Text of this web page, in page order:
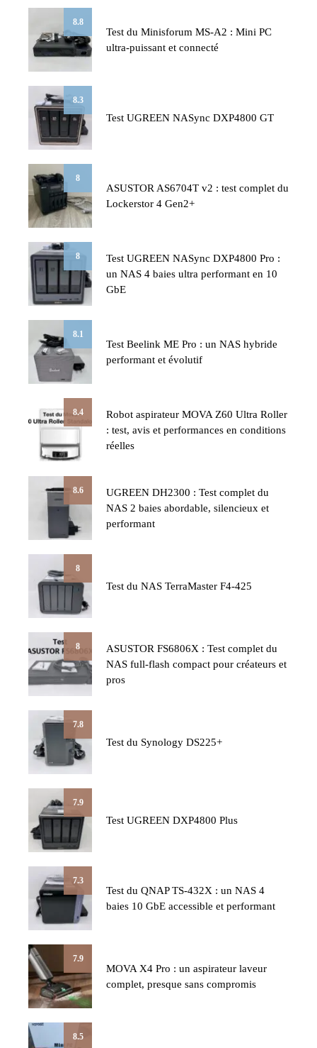
8.8
Test du Minisforum MS-A2 : Mini PC
ultra-puissant et connecté
8.3
Test UGREEN NASync DXP4800 GT
8
ASUSTOR AS6704T v2 : test complet du
Lockerstor 4 Gen2+
8
Test UGREEN NASync DXP4800 Pro :
un NAS 4 baies ultra performant en 10
GbE
8.1
Test Beelink ME Pro : un NAS hybride
performant et évolutif
8.4
Robot aspirateur MOVA Z60 Ultra Roller
: test, avis et performances en conditions
réelles
8.6
UGREEN DH2300 : Test complet du
NAS 2 baies abordable, silencieux et
performant
8
Test du NAS TerraMaster F4-425
8
ASUSTOR FS6806X : Test complet du
NAS full-flash compact pour créateurs et
pros
7.8
Test du Synology DS225+
7.9
Test UGREEN DXP4800 Plus
7.3
Test du QNAP TS-432X : un NAS 4
baies 10 GbE accessible et performant
7.9
MOVA X4 Pro : un aspirateur laveur
complet, presque sans compromis
8.5